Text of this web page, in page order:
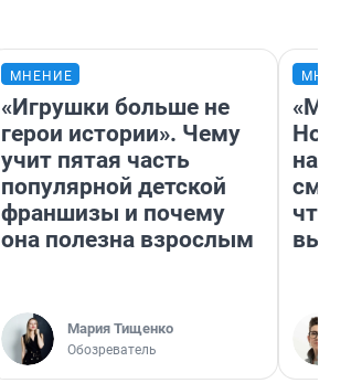
МНЕНИЕ
«Игрушки больше не
герои истории». Чему
учит пятая часть
популярной детской
франшизы и почему
она полезна взрослым
Мария Тищенко
Обозреватель
«Мы